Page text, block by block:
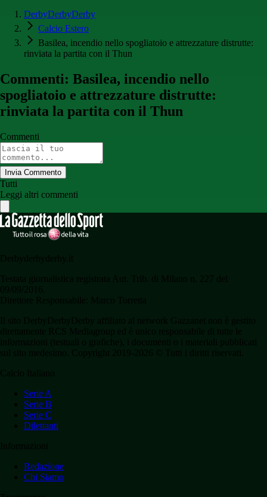
DerbyDerbyDerby
Calcio Estero
Basilea, incendio nello spogliatoio e attrezzature distrutte:
rinviata la partita con il Thun
Commenti: Basilea, incendio nello
spogliatoio e attrezzature distrutte:
rinviata la partita con il Thun
Commenti
Invia Commento
Tutti
Leggi altri commenti
Serie A
Serie B
Serie C
Dilettanti
Redazione
Chi Siamo